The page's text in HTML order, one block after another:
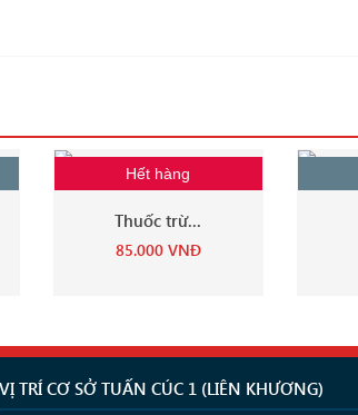
Hết hàng
Thuốc trừ...
85.000 VNĐ
VỊ TRÍ CƠ SỞ TUẤN CÚC 1 (LIÊN KHƯƠNG)